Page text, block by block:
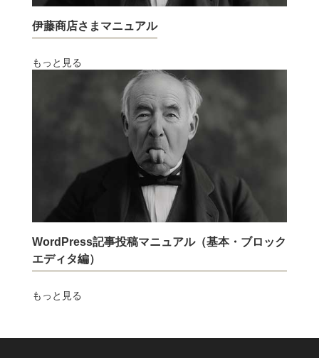
伊藤商店さまマニュアル
もっと見る
WordPress記事投稿マニュアル（基本・ブロック
エディタ編）
もっと見る